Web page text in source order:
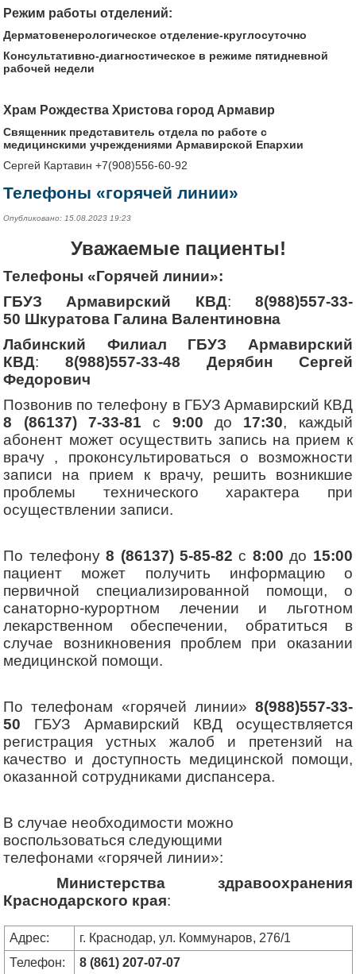
Режим работы отделений:
Дерматовенерологическое отделение-круглосуточно
Консультативно-диагностическое в режиме пятидневной
рабочей недели
Храм Рождества Христова город Армавир
Священник представитель отдела по работе с
медицинскими учреждениями Армавирской Епархии
Сергей Картавин +7(908)556-60-92
Телефоны «горячей линии»
Опубликовано: 15.08.2023 19:23
Уважаемые пациенты!
Телефоны «Горячей линии»:
ГБУЗ Армавирский КВД: 8(988)557-33-
50 Шкуратова Галина Валентиновна
Лабинский Филиал
ГБУЗ Армавирский
КВД:8(988)557-33-48 Дерябин Сергей
Федорович
Позвонив по телефону в ГБУЗ Армавирский КВД
8 (86137) 7-33-81 с 9:00 до 17:30, каждый
абонент может осуществить запись на прием к
врачу , проконсультироваться о возможности
записи на прием к врачу, решить возникшие
проблемы технического характера при
осуществлении записи.
По телефону8 (86137) 5-85-82 с 8:00 до 15:00
пациент может получить информацию о
первичной специализированной помощи, о
санаторно-курортном лечении и льготном
лекарственном обеспечении, обратиться в
случае возникновения проблем при оказании
медицинской помощи.
По телефонам «горячей линии» 8(988)557-33-
50 ГБУЗ Армавирский КВД осуществляется
регистрация устных жалоб и претензий на
качество и доступность медицинской помощи,
оказанной сотрудниками диспансера.
В случае необходимости можно
воспользоваться следующими
телефонами «горячей линии»:
Министерства здравоохранения
Краснодарского края:
Адрес:
г. Краснодар, ул. Коммунаров, 276/1
Телефон:
8 (861) 207-07-07